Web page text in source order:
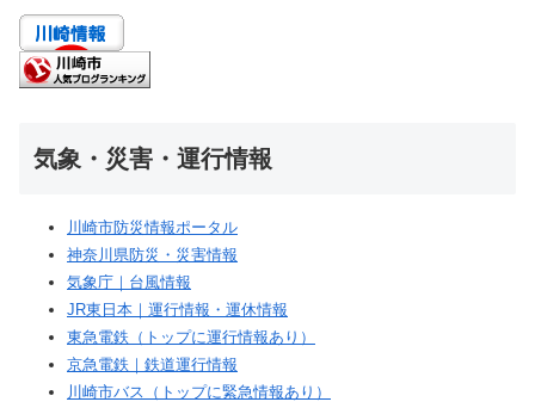
気象・災害・運行情報
川崎市防災情報ポータル
神奈川県防災・災害情報
気象庁｜台風情報
JR東日本｜運行情報・運休情報
東急電鉄（トップに運行情報あり）
京急電鉄｜鉄道運行情報
川崎市バス（トップに緊急情報あり）